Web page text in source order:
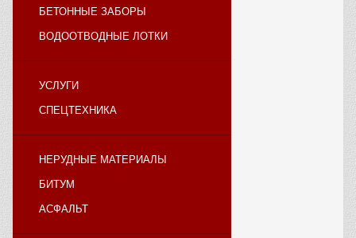
БЕТОННЫЕ ЗАБОРЫ
ВОДООТВОДНЫЕ ЛОТКИ
УСЛУГИ
СПЕЦТЕХНИКА
НЕРУДНЫЕ МАТЕРИАЛЫ
БИТУМ
АСФАЛЬТ